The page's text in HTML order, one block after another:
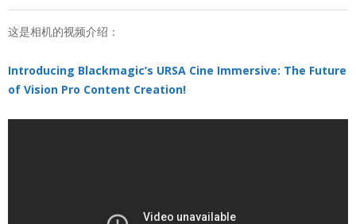
这是相机的视频介绍：
Introducing Blackmagic’s URSA Cine Immersive: The Future
of Vision Pro Content Creation!